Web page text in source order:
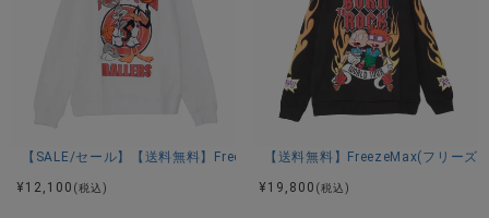
【SALE/セール】【送料無料】FreezeMax(フリーズマックス)Ballers TS
¥ 12,100 (税込)
【送料無料】FreezeMax(フリーズ
¥ 19,800 (税込)